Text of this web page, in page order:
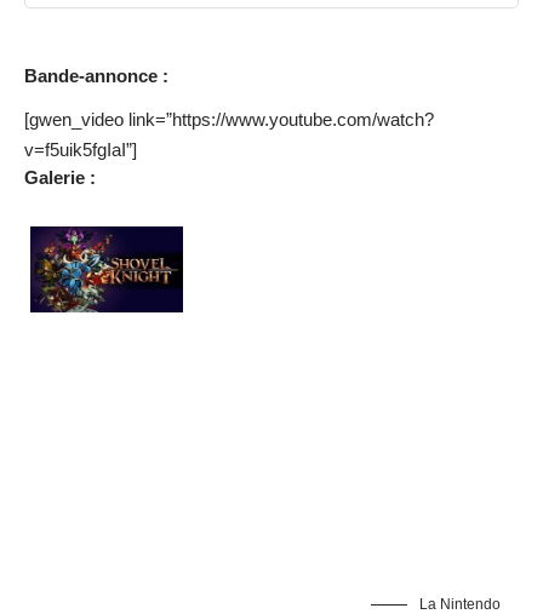
Bande-annonce :
[gwen_video link=”https://www.youtube.com/watch?
v=f5uik5fgIaI”]
Galerie :
La Nintendo